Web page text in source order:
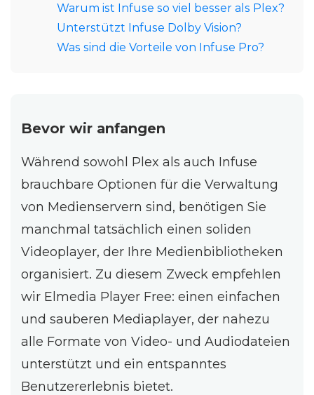
Warum ist Infuse so viel besser als Plex?
Unterstützt Infuse Dolby Vision?
Was sind die Vorteile von Infuse Pro?
Bevor wir anfangen
Während sowohl Plex als auch Infuse
brauchbare Optionen für die Verwaltung
von Medienservern sind, benötigen Sie
manchmal tatsächlich einen soliden
Videoplayer, der Ihre Medienbibliotheken
organisiert. Zu diesem Zweck empfehlen
wir Elmedia Player Free: einen einfachen
und sauberen Mediaplayer, der nahezu
alle Formate von Video- und Audiodateien
unterstützt und ein entspanntes
Benutzererlebnis bietet.